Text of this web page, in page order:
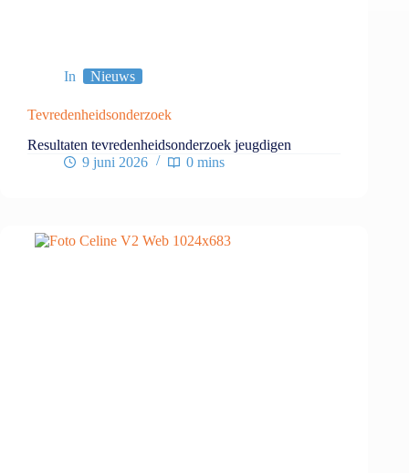
In Nieuws
Tevredenheidsonderzoek
Resultaten tevredenheidsonderzoek jeugdigen
9 juni 2026
0 mins